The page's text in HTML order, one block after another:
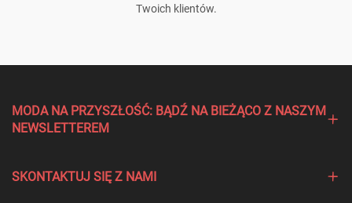
Twoich klientów.
MODA NA PRZYSZŁOŚĆ: BĄDŹ NA BIEŻĄCO Z NASZYM
NEWSLETTEREM
SKONTAKTUJ SIĘ Z NAMI